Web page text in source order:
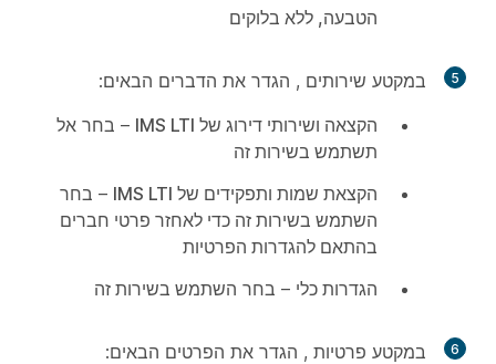
הטבעה, ללא בלוקים
5 במקטע שירותים , הגדר את הדברים הבאים:
הקצאה ושירותי דירוג של IMS LTI
– בחר אל
תשתמש בשירות זה
הקצאת שמות ותפקידים של IMS LTI
– בחר
השתמש בשירות זה כדי לאחזר פרטי חברים
בהתאם להגדרות הפרטיות
הגדרות כלי – בחר השתמש בשירות זה
6 במקטע פרטיות , הגדר את הפרטים הבאים: